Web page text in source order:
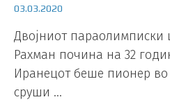
03.03.2020
Двојниот
Рахман почина на 32
Иранецот беше пионер
сруши …